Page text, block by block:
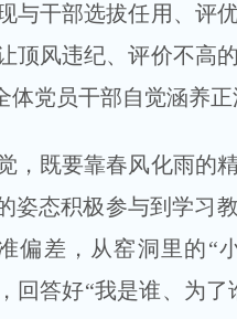
与干部选拔任用、评
顶风违纪、评价不高
党员干部自觉涵养正
既要靠春风化雨的
姿态积极参与到学习
偏差，从窑洞里的“
回答好“我是谁、为了